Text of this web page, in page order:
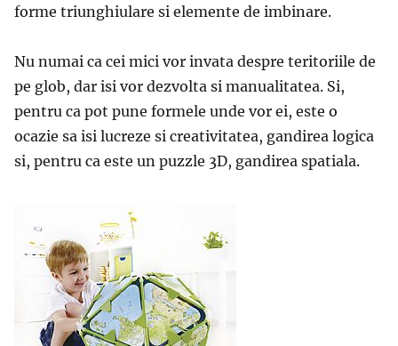
forme triunghiulare si elemente de imbinare.
Nu numai ca cei mici vor invata despre teritoriile de
pe glob, dar isi vor dezvolta si manualitatea. Si,
pentru ca pot pune formele unde vor ei, este o
ocazie sa isi lucreze si creativitatea, gandirea logica
si, pentru ca este un puzzle 3D, gandirea spatiala.